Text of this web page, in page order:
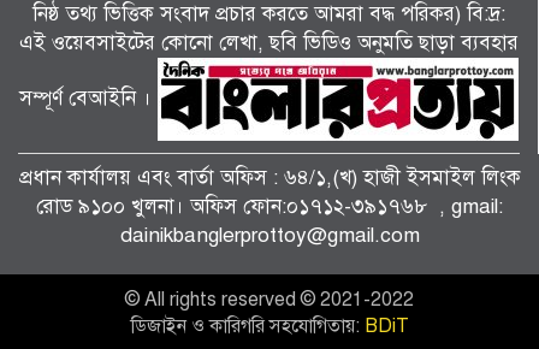
জুলাই গণঅভ্যুত্থানের দ্বিতীয় বর্ষপূর্তি উপলক্ষে
শ্যামনগরে জামায়াতের গণমিছিল ও বিক্ষোভ
সমাবেশ।
পাটকেলঘাটায় বিশেষ অভিযানে ৪ পিস
ইয়াবাসহ মাদক মামলার আসামি গ্রেপ্তার।
তালায় জামায়াতের বিশাল গণমিছিল, ‘জুলাই
নিষ্ঠ তথ্য ভিত্তিক সংবাদ প্রচার করতে আমরা বদ্ধ পরিকর) বি:দ্র:
এই ওয়েবসাইটের কোনো লেখা, ছবি ভিডিও অনুমতি ছাড়া ব্যবহার
সম্পূর্ণ বেআইনি ।
প্রধান কার্যালয় এবং বার্তা অফিস : ৬৪/১,(খ) হাজী ইসমাইল লিংক
রোড ৯১০০ খুলনা। অফিস ফোন:০১৭১২-৩৯১৭৬৮ , gmail:
dainikbanglerprottoy@gmail.com
© All rights reserved © 2021-2022
ডিজাইন ও কারিগরি সহযোগিতায়: BDiT